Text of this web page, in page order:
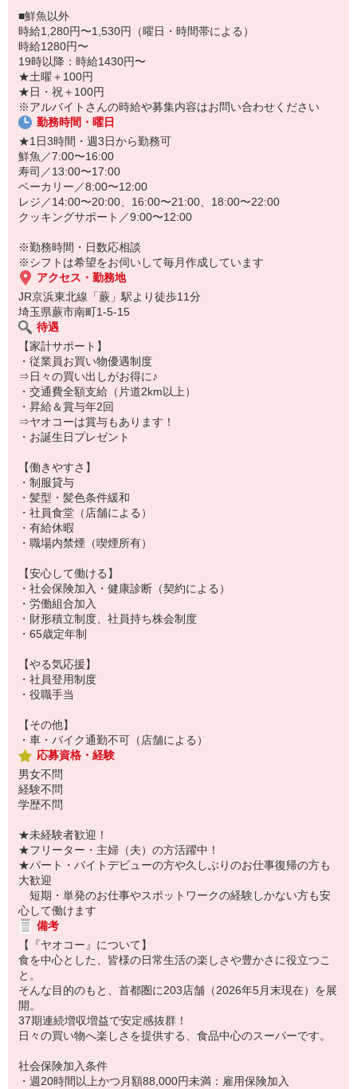
「夏でも快適に働きたい」「家庭と両立しながら収入を増やした
い」そんな方は、ぜひヤオコーへ！
■鮮魚以外
時給1,280円〜1,530円（曜日・時間帯による）
時給1280円〜
19時以降：時給1430円〜
★土曜＋100円
★日・祝＋100円
※アルバイトさんの時給や募集内容はお問い合わせください
勤務時間・曜日
★1日3時間・週3日から勤務可
鮮魚／7:00〜16:00
寿司／13:00〜17:00
ベーカリー／8:00〜12:00
レジ／14:00〜20:00、16:00〜21:00、18:00〜22:00
クッキングサポート／9:00〜12:00
※勤務時間・日数応相談
※シフトは希望をお伺いして毎月作成しています
アクセス・勤務地
JR京浜東北線「蕨」駅より徒歩11分
埼玉県蕨市南町1-5-15
待遇
【家計サポート】
・従業員お買い物優遇制度
⇒日々の買い出しがお得に♪
・交通費全額支給（片道2km以上）
・昇給＆賞与年2回
⇒ヤオコーは賞与もあります！
・お誕生日プレゼント
【働きやすさ】
・制服貸与
・髪型・髪色条件緩和
・社員食堂（店舗による）
・有給休暇
・職場内禁煙（喫煙所有）
【安心して働ける】
・社会保険加入・健康診断（契約による）
・労働組合加入
・財形積立制度、社員持ち株会制度
・65歳定年制
【やる気応援】
・社員登用制度
・役職手当
【その他】
・車・バイク通勤不可（店舗による）
応募資格・経験
男女不問
経験不問
学歴不問
★未経験者歓迎！
★フリーター・主婦（夫）の方活躍中！
★パート・バイトデビューの方や久しぶりのお仕事復帰の方も
大歓迎
短期・単発のお仕事やスポットワークの経験しかない方も安
心して働けます
備考
【『ヤオコー』について】
食を中心とした、皆様の日常生活の楽しさや豊かさに役立つこ
と。
そんな目的のもと、首都圏に203店舗（2026年5月末現在）を展
開。
37期連続増収増益で安定感抜群！
日々の買い物へ楽しさを提供する、食品中心のスーパーです。
社会保険加入条件
・週20時間以上かつ月額88,000円未満：雇用保険加入